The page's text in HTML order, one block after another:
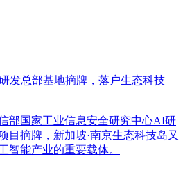
发总部基地摘牌，落户生态科技
部国家工业信息安全研究中心AI研
目摘牌，新加坡·南京生态科技岛又
智能产业的重要载体。